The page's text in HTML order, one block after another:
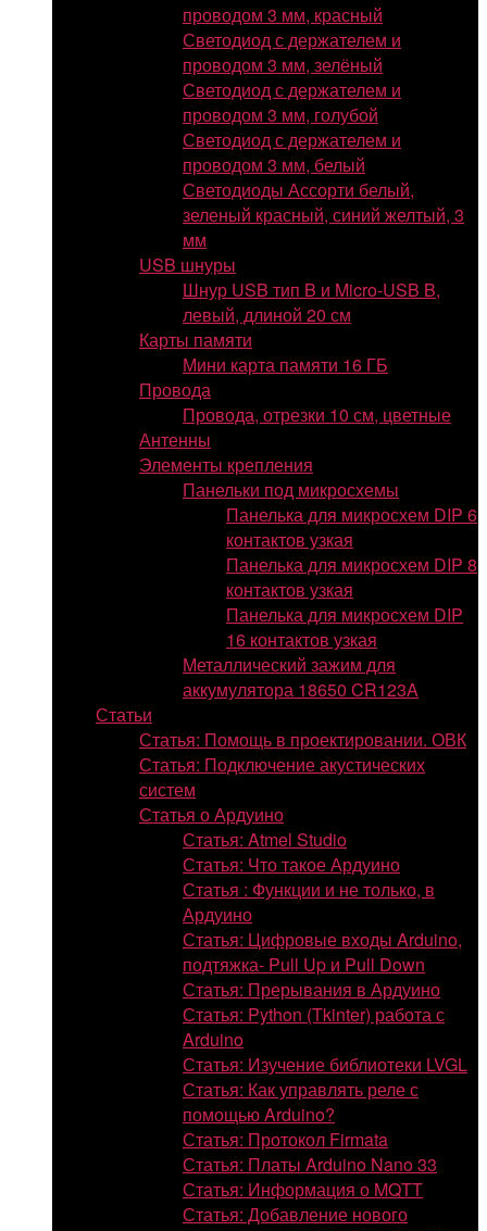
проводом 3 мм, красный
Светодиод с держателем и
проводом 3 мм, зелёный
Светодиод с держателем и
проводом 3 мм, голубой
Светодиод с держателем и
проводом 3 мм, белый
Светодиоды Ассорти белый,
зеленый красный, синий желтый, 3
мм
USB шнуры
Шнур USB тип B и Micro-USB B,
левый, длиной 20 см
Карты памяти
Мини карта памяти 16 ГБ
Провода
Провода, отрезки 10 см, цветные
Антенны
Элементы крепления
Панельки под микросхемы
Панелька для микросхем DIP 6
контактов узкая
Панелька для микросхем DIP 8
контактов узкая
Панелька для микросхем DIP
16 контактов узкая
Металлический зажим для
аккумулятора 18650 CR123A
Статьи
Статья: Помощь в проектировании. ОВК
Статья: Подключение акустических
систем
Статья о Ардуино
Статья: Atmel Studio
Статья: Что такое Ардуино
Статья : Функции и не только, в
Ардуино
Статья: Цифровые входы Arduino,
подтяжка- Pull Up и Pull Down
Статья: Прерывания в Ардуино
Статья: Python (Tkinter) работа с
Arduino
Статья: Изучение библиотеки LVGL
Статья: Как управлять реле с
помощью Arduino?
Статья: Протокол Firmata
Статья: Платы Arduino Nano 33
Статья: Информация о MQTT
Статья: Добавление нового